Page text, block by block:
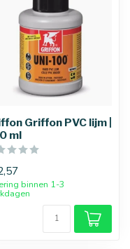
Griffon PVC lijm |
ml
binnen 1-3